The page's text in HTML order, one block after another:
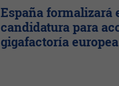
España formalizará
candidatura para
gigafactoría